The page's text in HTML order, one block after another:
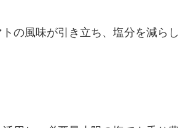
の風味が引き立ち、塩分を減らし